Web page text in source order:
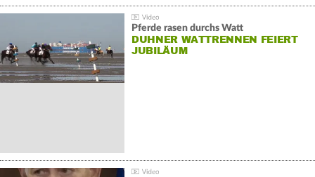
Pferde rasen durchs Watt
DUHNER WATTRENNEN FEIERT
JUBILÄUM